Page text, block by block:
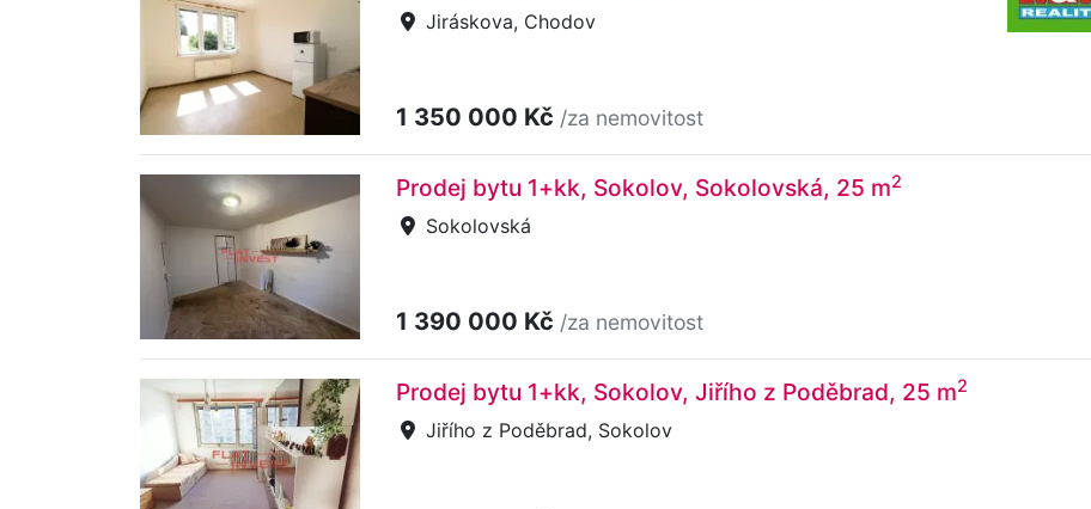
Jiráskova, Chodov
1 350 000 Kč /za nemovitost
Prodej bytu 1+kk, Sokolov, Sokolovská, 25 m2
Sokolovská
1 390 000 Kč /za nemovitost
Prodej bytu 1+kk, Sokolov, Jiřího z Poděbrad, 25 m2
Jiřího z Poděbrad, Sokolov